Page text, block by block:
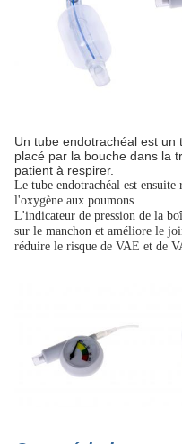
Un tube endotrachéal est un
placé par la bouche dans la
patient à respirer.
Le tube endotrachéal est
l'oxygène aux poumons.
L'indicateur de pression de la
sur le manchon et améliore le
réduire le risque de VAE et de